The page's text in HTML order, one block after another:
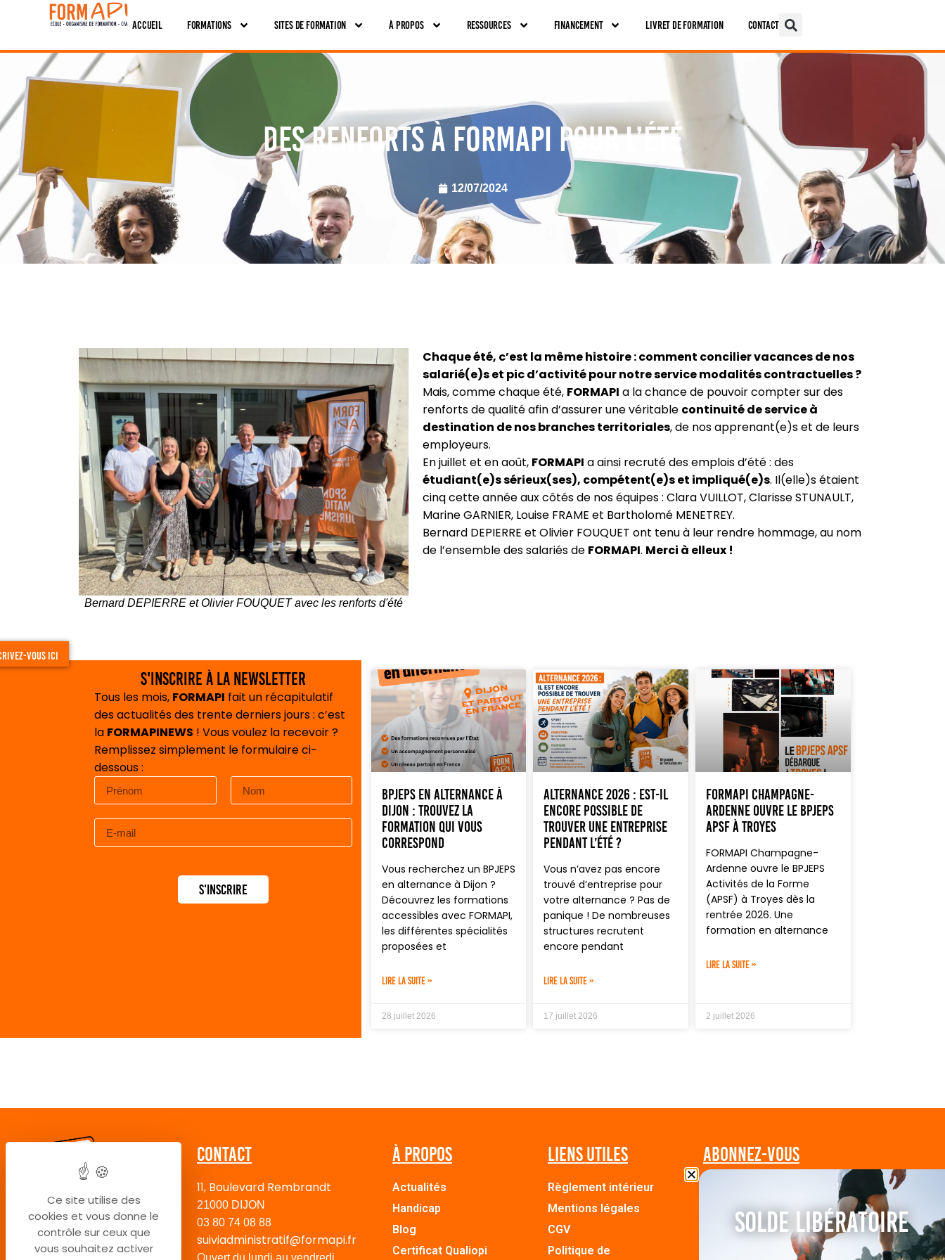
Accueil Formations Sites De Formation À Propos Ressources Financement Livret De Formation Contact
vous ici
Des renforts à FORMAPI pour l’été
12/07/2024
Bernard DEPIERRE et Olivier FOUQUET avec les renforts d'été
Chaque été, c’est la même histoire : comment concilier vacances de nos
salarié(e)s et pic d’activité pour notre service modalités contractuelles ?
Mais, comme chaque été, FORMAPI a la chance de pouvoir compter sur des
renforts de qualité afin d’assurer une véritable continuité de service à
destination de nos branches territoriales, de nos apprenant(e)s et de leurs
employeurs.
En juillet et en août, FORMAPI a ainsi recruté des emplois d’été : des
étudiant(e)s sérieux(ses), compétent(e)s et impliqué(e)s. Il(elle)s étaient
cinq cette année aux côtés de nos équipes : Clara VUILLOT, Clarisse STUNAULT,
Marine GARNIER, Louise FRAME et Bartholomé MENETREY.
Bernard DEPIERRE et Olivier FOUQUET ont tenu à leur rendre hommage, au nom
de l’ensemble des salariés de FORMAPI. Merci à elleux !
S'inscrire à la newsletter
Tous les mois, FORMAPI fait un récapitulatif
des actualités des trente derniers jours : c’est
la FORMAPINEWS ! Vous voulez la recevoir ?
Remplissez simplement le formulaire ci-
dessous :
S'inscrire
BPJEPS en alternance à
Dijon : trouvez la
formation qui vous
correspond
Vous recherchez un BPJEPS
en alternance à Dijon ?
Découvrez les formations
accessibles avec FORMAPI,
les différentes spécialités
proposées et
LIRE LA SUITE »
28 juillet 2026
Alternance 2026 : est-il
encore possible de
trouver une entreprise
pendant l’été ?
Vous n’avez pas encore
trouvé d’entreprise pour
votre alternance ? Pas de
panique ! De nombreuses
structures recrutent
encore pendant
LIRE LA SUITE »
17 juillet 2026
FORMAPI Champagne-
Ardenne ouvre le BPJEPS
APSF à Troyes
FORMAPI Champagne-
Ardenne ouvre le BPJEPS
Activités de la Forme
(APSF) à Troyes dès la
rentrée 2026. Une
formation en alternance
LIRE LA SUITE »
2 juillet 2026
Contact
11, Boulevard Rembrandt
21000 DIJON
03 80 74 08 88
suiviadministratif@formapi.fr
À propos
Actualités
Handicap
Blog
Certificat Qualiopi
Liens utiles
Règlement intérieur
Mentions légales
CGV
Politique de
Abonnez-vous
Suivez-nous sur les réseaux !
Solde Libératoire
Panneau de gestion des cookies
Ce site utilise des
cookies et vous donne le
contrôle sur ceux que
vous souhaitez activer